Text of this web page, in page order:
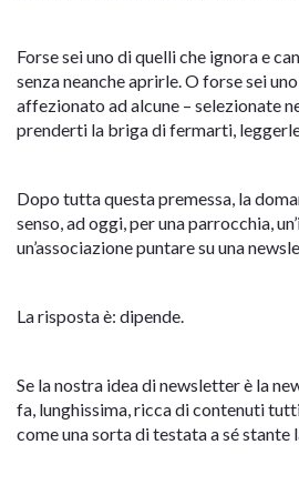
Forse sei uno di quelli che ignora e
senza neanche aprirle. O forse sei
affezionato ad alcune – selezionate
prenderti la briga di fermarti,
Dopo tutta questa premessa, la
senso, ad oggi, per una parrocchia,
un’associazione puntare su una
La risposta è: dipende.
Se la nostra idea di newsletter è la
fa, lunghissima, ricca di contenuti
come una sorta di testata a sé stante